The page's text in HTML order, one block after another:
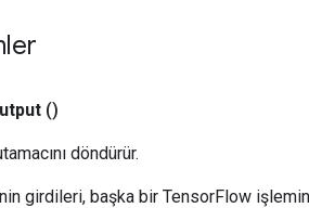
()
döndürür.
girdileri, başka bir TensorFlow